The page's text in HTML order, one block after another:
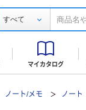
すべて
マイカタログ
ノート/メモ ノート